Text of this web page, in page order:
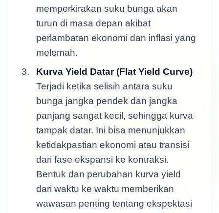
memperkirakan suku bunga akan
turun di masa depan akibat
perlambatan ekonomi dan inflasi yang
melemah.
Kurva Yield Datar (Flat Yield Curve)
Terjadi ketika selisih antara suku
bunga jangka pendek dan jangka
panjang sangat kecil, sehingga kurva
tampak datar. Ini bisa menunjukkan
ketidakpastian ekonomi atau transisi
dari fase ekspansi ke kontraksi.
Bentuk dan perubahan kurva yield
dari waktu ke waktu memberikan
wawasan penting tentang ekspektasi